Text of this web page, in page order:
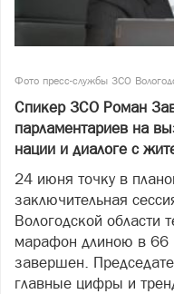
Фото пресс-службы ЗСО
Спикер ЗСО Роман
парламентариев на
нации и диалоге с
24 июня точку в
заключительная
Вологодской области
марафон длиною в 66
завершен.
главные цифры и